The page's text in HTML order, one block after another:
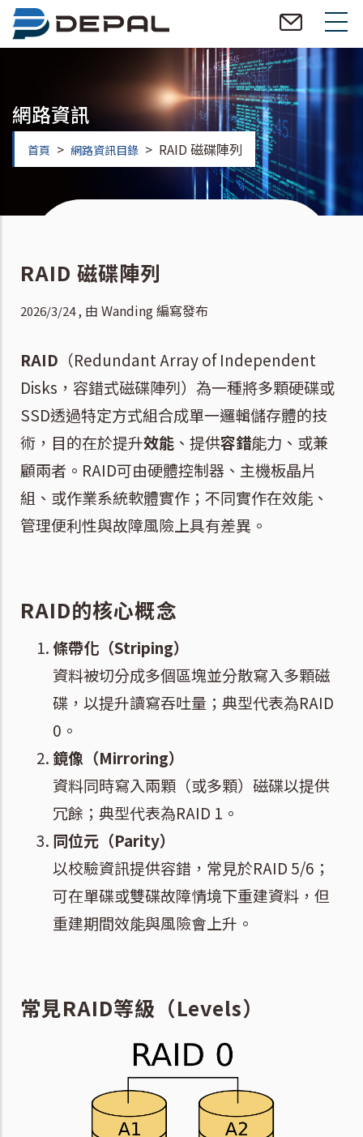
至
網路資訊
首頁 > 網路資訊目錄 > RAID 磁碟陣列
RAID 磁碟陣列
2026/3/24, 由 Wanding編寫發布
RAID （Redundant Array of Independent
Disks，容錯式磁碟陣列）為一種將多顆硬碟或
SSD透過特定方式組合成單一邏輯儲存體的技
術，目的在於提升效能 、提供容錯能力、或兼
顧兩者。RAID可由硬體控制器、主機板晶片
組、或作業系統軟體實作；不同實作在效能、
管理便利性與故障風險上具有差異。
RAID的核心概念
條帶化（Striping）
資料被切分成多個區塊並分散寫入多顆磁
碟，以提升讀寫吞吐量；典型代表為RAID
0。
鏡像（Mirroring）
資料同時寫入兩顆（或多顆）磁碟以提供
冗餘；典型代表為RAID 1。
同位元（Parity）
以校驗資訊提供容錯，常見於RAID 5/6；
可在單碟或雙碟故障情境下重建資料，但
重建期間效能與風險會上升。
常見RAID等級（Levels）